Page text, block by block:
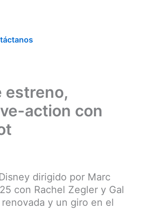
estreno,
action con
dirigido por Marc
con Rachel Zegler y Gal
y un giro en el